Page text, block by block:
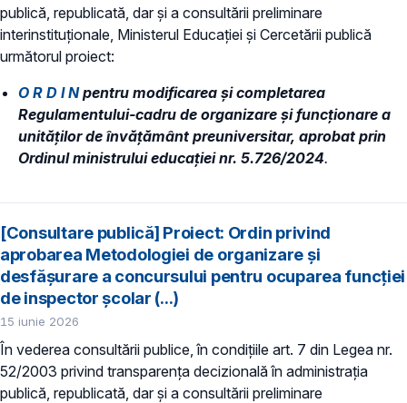
publică, republicată, dar și a consultării preliminare
interinstituționale, Ministerul Educaţiei și Cercetării publică
următorul proiect:
O R D I Npentru modificarea și completarea
Regulamentului-cadru de organizare și funcționare a
unităților de învățământ preuniversitar, aprobat prin
Ordinul ministrului educației nr. 5.726/2024.
[Consultare publică] Proiect: Ordin privind
aprobarea Metodologiei de organizare şi
desfăşurare a concursului pentru ocuparea funcţiei
de inspector şcolar (...)
15 iunie 2026
În vederea consultării publice, în condiţiile art. 7 din Legea nr.
52/2003 privind transparenţa decizională în administraţia
publică, republicată, dar și a consultării preliminare